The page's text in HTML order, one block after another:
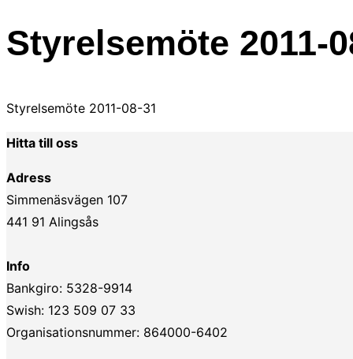
Styrelsemöte 2011-
Styrelsemöte 2011-08-31
Hitta till oss
Adress
Simmenäsvägen 107
441 91 Alingsås
Info
Bankgiro: 5328-9914
Swish: 123 509 07 33
Organisationsnummer: 864000-6402